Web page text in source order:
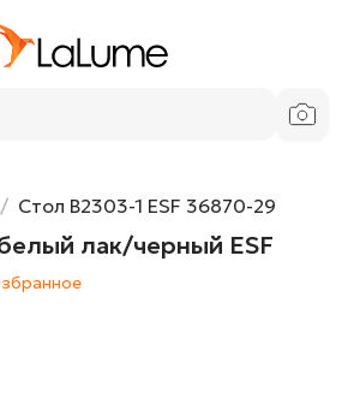
Стол B2303-1 ESF 36870-29
лак/черный ESF
белый лак/черный ESF